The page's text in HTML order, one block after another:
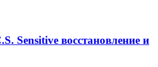
Sensitive восстановление и